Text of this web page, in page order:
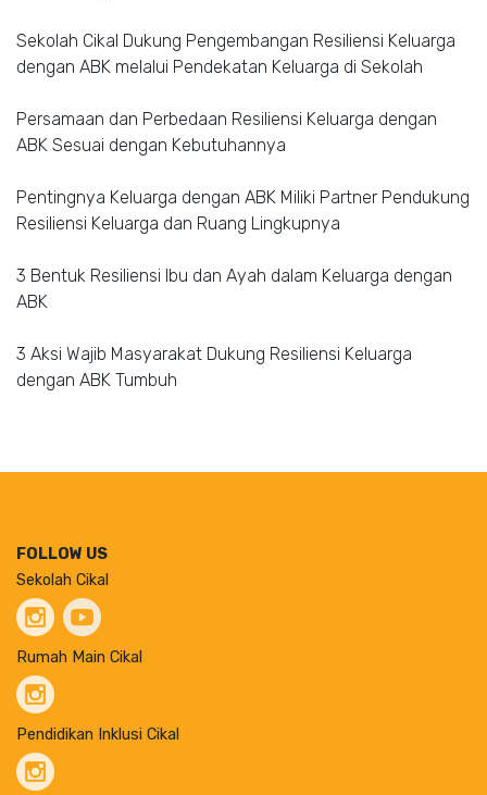
Sekolah Cikal Dukung Pengembangan Resiliensi Keluarga
dengan ABK melalui Pendekatan Keluarga di Sekolah
Persamaan dan Perbedaan Resiliensi Keluarga dengan
ABK Sesuai dengan Kebutuhannya
Pentingnya Keluarga dengan ABK Miliki Partner Pendukung
Resiliensi Keluarga dan Ruang Lingkupnya
3 Bentuk Resiliensi Ibu dan Ayah dalam Keluarga dengan
ABK
3 Aksi Wajib Masyarakat Dukung Resiliensi Keluarga
dengan ABK Tumbuh
FOLLOW US
Sekolah Cikal
Rumah Main Cikal
Pendidikan Inklusi Cikal